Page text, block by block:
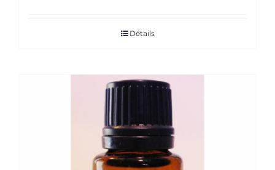
Détails